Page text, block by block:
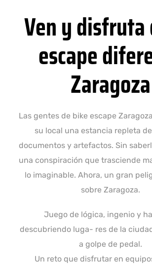
Ven y disfruta
escape
Zaragoza
Las gentes de bike escape
su local una estancia repleta
documentos y artefactos. Sin
una conspiración que trasciende
lo imaginable. Ahora, un gran
sobre Zaragoza.
Juego de lógica, ingenio y
descubriendo luga- res de la
a golpe de pedal.
Un reto que disfrutar en